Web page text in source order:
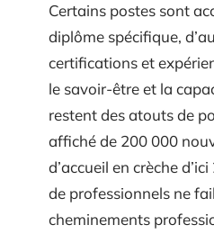
Certains postes sont
diplôme spécifique,
certifications et
le savoir-être et la
restent des atouts de
affiché de 200 000
d’accueil en crèche
de professionnels ne
cheminements